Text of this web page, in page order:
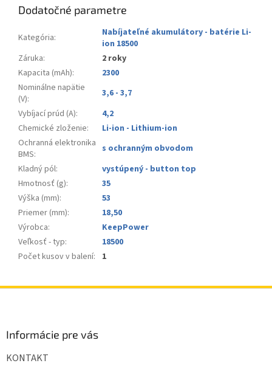
Dodatočné parametre
Kategória:
Nabíjateľné akumulátory - batérie Li-
ion 18500
Záruka:
2 roky
Kapacita (mAh):
2300
Nominálne napätie
(V):
3,6 - 3,7
Vybíjací prúd (A):
4,2
Chemické zloženie:
Li-ion - Lithium-ion
Ochranná elektronika
BMS:
s ochranným obvodom
Kladný pól:
vystúpený - button top
Hmotnosť (g):
35
Výška (mm):
53
Priemer (mm):
18,50
Výrobca:
KeepPower
Veľkosť - typ:
18500
Počet kusov v balení: 1
Informácie pre vás
KONTAKT